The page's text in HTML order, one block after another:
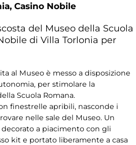
Casino Nobile
del Museo della Scuola
di Villa Torlonia per
al Museo è messo a disposizione
per stimolare la
Scuola Romana.
finestrelle apribili, nasconde i
nelle sale del Museo. Un
a piacimento con gli
kit e portato liberamente a casa